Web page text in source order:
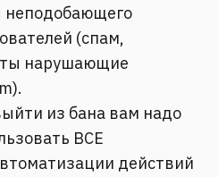
неподобающего
(спам,
нарушающие
из бана вам надо
ВСЕ
действий